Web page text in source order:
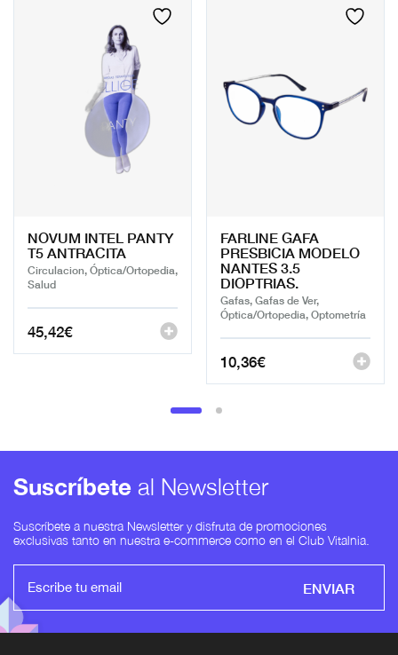
NOVUM INTEL PANTY
T5 ANTRACITA
Circulacion, Óptica/Ortopedia,
Salud
45,42€
FARLINE GAFA
PRESBICIA MODELO
NANTES 3.5
DIOPTRIAS.
Gafas, Gafas de Ver,
Óptica/Ortopedia, Optometría
10,36€
Suscríbete al Newsletter
Suscríbete a nuestra Newsletter y disfruta de promociones
exclusivas tanto en nuestra e-commerce como en el Club Vitalnia.
ENVIAR